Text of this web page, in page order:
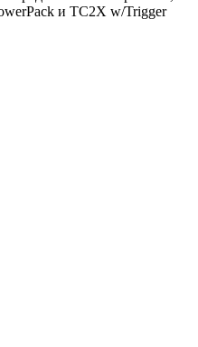
и TC2X w/Trigger